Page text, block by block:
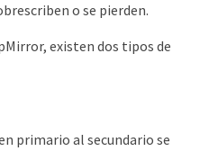
o se pierden.
existen dos tipos de
primario al secundario se